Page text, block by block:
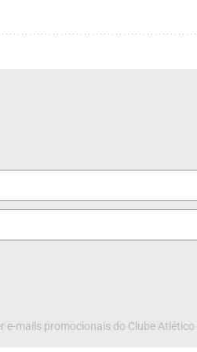
mails promocionais do Clube Atlético